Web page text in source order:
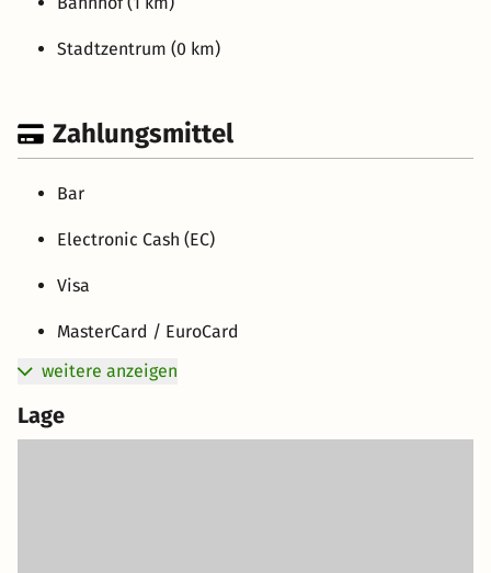
Stadtzentrum (0 km)
Zahlungsmittel
Bar
Electronic Cash (EC)
Visa
MasterCard / EuroCard
weitere anzeigen
Lage